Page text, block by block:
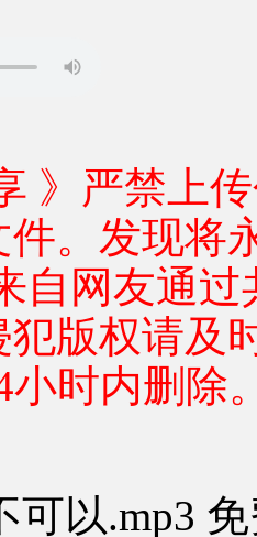
》严禁上
。发现将
自网友通
版权请及
小时内删除
可以.mp3